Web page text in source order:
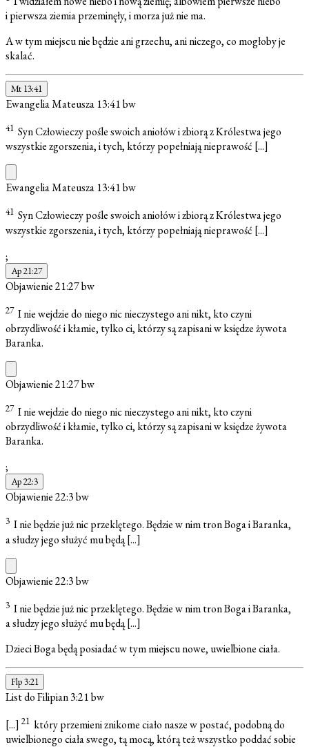
i pierwsza ziemia przeminęły, i morza już nie ma.
A w tym miejscu nie będzie ani grzechu, ani niczego, co mogłoby je
skalać.
Mt 13:41
Ewangelia Mateusza 13:41bw
41 Syn Człowieczy pośle swoich aniołów i zbiorą z Królestwa jego
wszystkie zgorszenia, i tych, którzy popełniają nieprawość [...]
Ewangelia Mateusza 13:41bw
41 Syn Człowieczy pośle swoich aniołów i zbiorą z Królestwa jego
wszystkie zgorszenia, i tych, którzy popełniają nieprawość [...]
;
Ap 21:27
Objawienie 21:27bw
27 I nie wejdzie do niego nic nieczystego ani nikt, kto czyni
obrzydliwość i kłamie, tylko ci, którzy są zapisani w księdze żywota
Baranka.
Objawienie 21:27bw
27 I nie wejdzie do niego nic nieczystego ani nikt, kto czyni
obrzydliwość i kłamie, tylko ci, którzy są zapisani w księdze żywota
Baranka.
;
Ap 22:3
Objawienie 22:3bw
3 I nie będzie już nic przeklętego. Będzie w nim tron Boga i Baranka,
a słudzy jego służyć mu będą[...]
Objawienie 22:3bw
3 I nie będzie już nic przeklętego. Będzie w nim tron Boga i Baranka,
a słudzy jego służyć mu będą[...]
Dzieci Boga będą posiadać w tym miejscu nowe, uwielbione ciała.
Flp 3:21
List do Filipian 3:21bw
[...] 21 który przemieni znikome ciało nasze w postać, podobną do
uwielbionego ciała swego, tą mocą, którą też wszystko poddać sobie